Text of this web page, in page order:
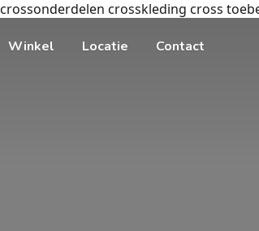
crossonderdelen crosskleding cross
Winkel Locatie Contact